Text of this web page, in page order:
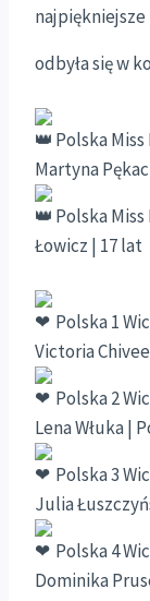
odbyła się w
Polska
Martyna
Polska
Łowicz | 17 lat
Polska 1
Victoria
Polska 2
Lena Włuka |
Polska 3
Julia
Polska 4
Dominika